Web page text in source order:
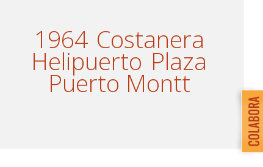
1964 Costanera
Helipuerto Plaza
Puerto Montt